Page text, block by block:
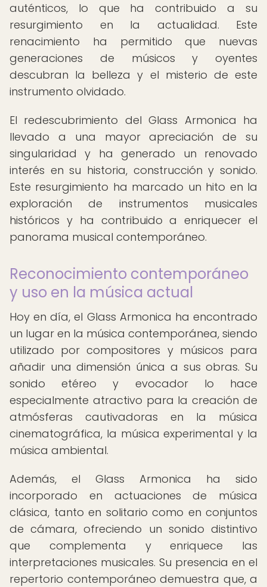
auténticos, lo que ha contribuido a su
resurgimiento en la actualidad. Este
renacimiento ha permitido que nuevas
generaciones de músicos y oyentes
descubran la belleza y el misterio de este
instrumento olvidado.
El redescubrimiento del Glass Armonica ha
llevado a una mayor apreciación de su
singularidad y ha generado un renovado
interés en su historia, construcción y sonido.
Este resurgimiento ha marcado un hito en la
exploración de instrumentos musicales
históricos y ha contribuido a enriquecer el
panorama musical contemporáneo.
Reconocimiento contemporáneo
y uso en la música actual
Hoy en día, el Glass Armonica ha encontrado
un lugar en la música contemporánea, siendo
utilizado por compositores y músicos para
añadir una dimensión única a sus obras. Su
sonido etéreo y evocador lo hace
especialmente atractivo para la creación de
atmósferas cautivadoras en la música
cinematográfica, la música experimental y la
música ambiental.
Además, el Glass Armonica ha sido
incorporado en actuaciones de música
clásica, tanto en solitario como en conjuntos
de cámara, ofreciendo un sonido distintivo
que complementa y enriquece las
interpretaciones musicales. Su presencia en el
repertorio contemporáneo demuestra que, a